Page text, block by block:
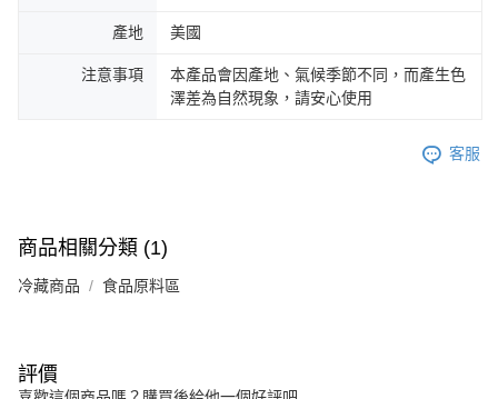
產地 美國
注意事項
本產品會因產地、氣候季節不同，而產生色
澤差為自然現象，請安心使用
客服
商品相關分類 (1)
冷藏商品 食品原料區
評價